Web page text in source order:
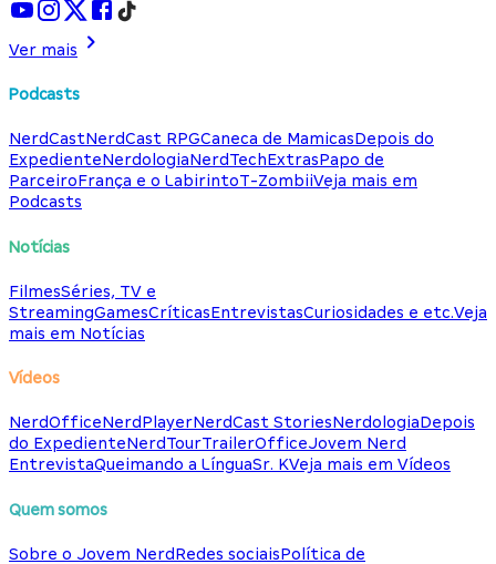
Ver mais
Podcasts
NerdCastNerdCast RPGCaneca de MamicasDepois do
ExpedienteNerdologiaNerdTechExtrasPapo de
ParceiroFrança e o LabirintoT-ZombiiVeja mais em
Podcasts
Notícias
FilmesSéries, TV e
StreamingGamesCríticasEntrevistasCuriosidades e etc.Veja
mais em Notícias
Vídeos
NerdOfficeNerdPlayerNerdCast StoriesNerdologiaDepois
do ExpedienteNerdTourTrailerOfficeJovem Nerd
EntrevistaQueimando a LínguaSr. KVeja mais em Vídeos
Quem somos
Sobre o Jovem NerdRedes sociaisPolítica de